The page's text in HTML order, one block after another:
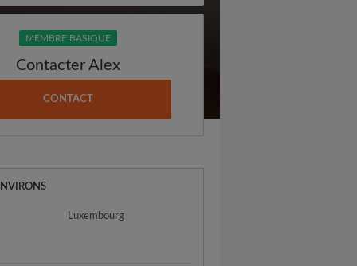
MEMBRE BASIQUE
Contacter Alex
CONTACT
Luxembourg